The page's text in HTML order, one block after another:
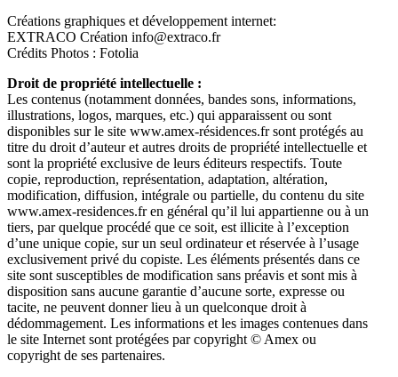
Créations graphiques et développement internet:
EXTRACO Création info@extraco.fr
Crédits Photos : Fotolia
Droit de propriété intellectuelle :
Les contenus (notamment données, bandes sons, informations,
illustrations, logos, marques, etc.) qui apparaissent ou sont
disponibles sur le site www.amex-résidences.fr sont protégés au
titre du droit d’auteur et autres droits de propriété intellectuelle et
sont la propriété exclusive de leurs éditeurs respectifs. Toute
copie, reproduction, représentation, adaptation, altération,
modification, diffusion, intégrale ou partielle, du contenu du site
www.amex-residences.fr en général qu’il lui appartienne ou à un
tiers, par quelque procédé que ce soit, est illicite à l’exception
d’une unique copie, sur un seul ordinateur et réservée à l’usage
exclusivement privé du copiste. Les éléments présentés dans ce
site sont susceptibles de modification sans préavis et sont mis à
disposition sans aucune garantie d’aucune sorte, expresse ou
tacite, ne peuvent donner lieu à un quelconque droit à
dédommagement. Les informations et les images contenues dans
le site Internet sont protégées par copyright © Amex ou
copyright de ses partenaires.